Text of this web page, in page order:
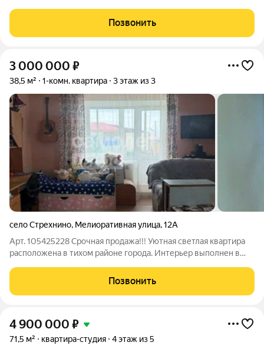
готова к просмотру! Представьте: вы просыпаетесь в тишине,
потому что над вами нет соседей с их вечными
Позвонить
3 000 000 ₽
38,5 м² 1-комн. квартира 3 этаж из 3
село Стрехнино, Мелиоративная улица,12А
Арт. 105425228 Срочная продажа!!! Уютная светлая квартира
расположена в тихом районе города. Интерьер выполнен в
комфорта. Просторная гостиная наслаждаться видом и
наполнять пространство
Позвонить
4 900 000 ₽
71,5 м² квартира-студия 4 этаж из 5